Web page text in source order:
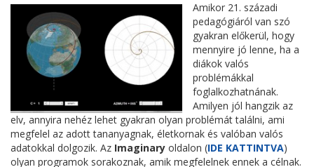
Amikor 21. századi
pedagógiáról van szó
gyakran előkerül, hogy
mennyire jó lenne, ha a
diákok valós
problémákkal
foglalkozhatnának.
Amilyen jól hangzik az
elv, annyira nehéz lehet gyakran olyan problémát találni, ami
megfelel az adott tananyagnak, életkornak és valóban valós
adatokkal dolgozik. Az Imaginary oldalon (IDE KATTINTVA)
olyan programok sorakoznak, amik megfelelnek ennek a célnak.